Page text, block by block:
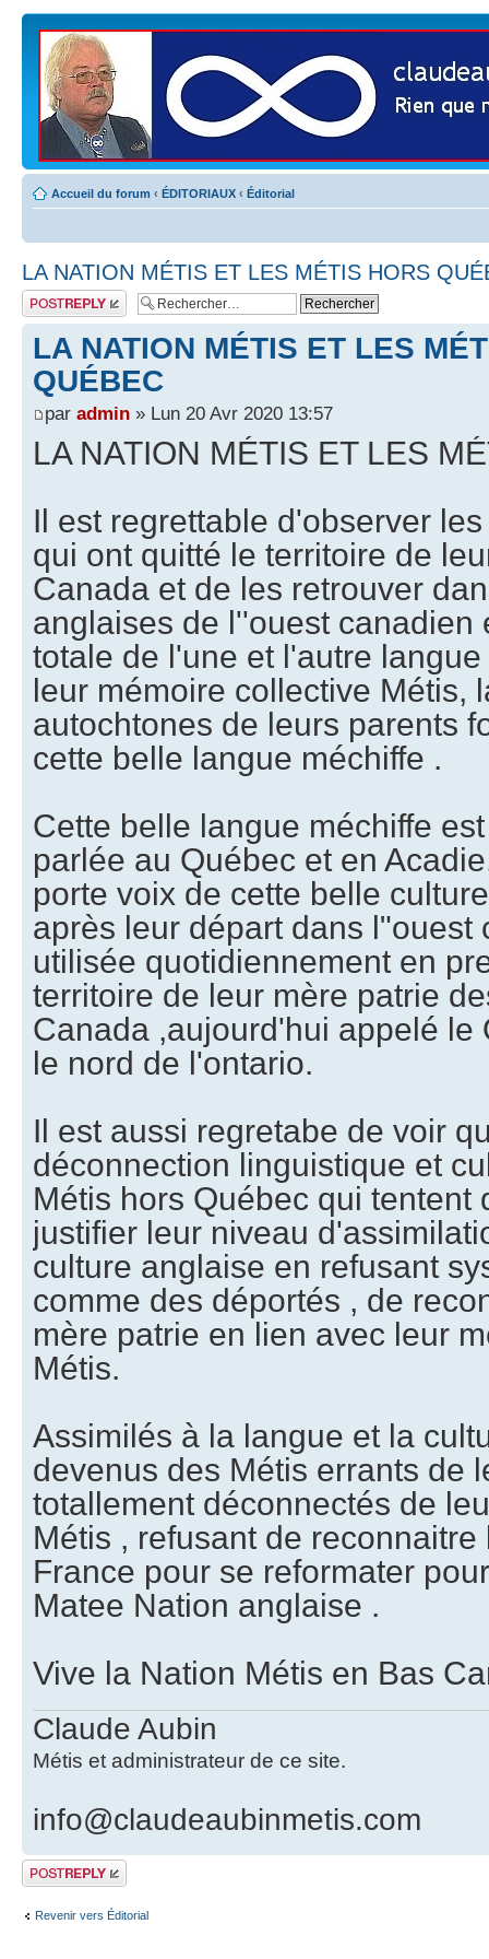
Accueil du forum ‹ ÉDITORIAUX ‹ Éditorial
LA NATION MÉTIS ET LES MÉTIS HORS
Publier une
réponse
LA NATION MÉTIS ET LES
QUÉBEC
par admin » Lun 20 Avr 2020 13:57
LA NATION MÉTIS ET LES
Il est regrettable d'observer
qui ont quitté le territoire de
Canada et de les retrouver
anglaises de l''ouest canadien
totale de l'une et l'autre
leur mémoire collective Métis,
autochtones de leurs parents
cette belle langue méchiffe .
Cette belle langue méchiffe
parlée au Québec et en
porte voix de cette belle
après leur départ dans l"ouest
utilisée quotidiennement en
territoire de leur mère patrie
Canada ,aujourd'hui appelé le
le nord de l'ontario.
Il est aussi regretabe de voir
déconnection linguistique et
Métis hors Québec qui tentent
justifier leur niveau
culture anglaise en refusant
comme des déportés , de
mère patrie en lien avec leur
Métis.
Assimilés à la langue et la
devenus des Métis errants de
totallement déconnectés de
Métis , refusant de
France pour se reformater
Matee Nation anglaise .
Vive la Nation Métis en Bas
Claude Aubin
Métis et administrateur de ce site.
info@claudeaubinmetis.com
Publier une
réponse
Revenir vers Éditorial